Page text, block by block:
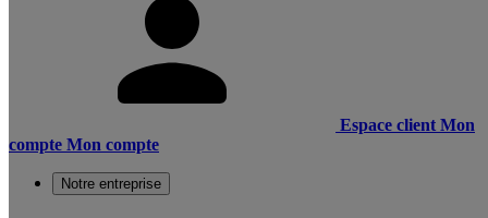
Espace client Mon
compte Mon compte
Notre entreprise